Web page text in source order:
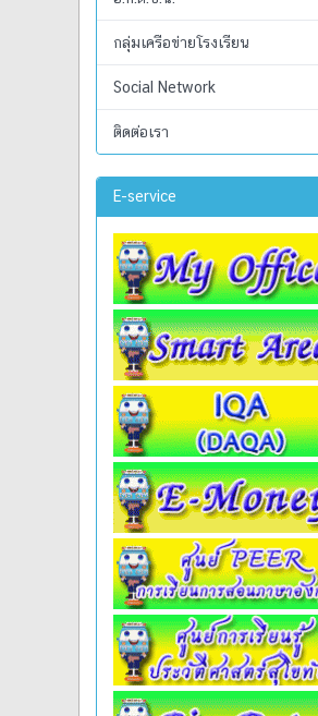
กลุ่มเครือข่ายโรงเรียน
Social Network
ติดต่อเรา
E-service